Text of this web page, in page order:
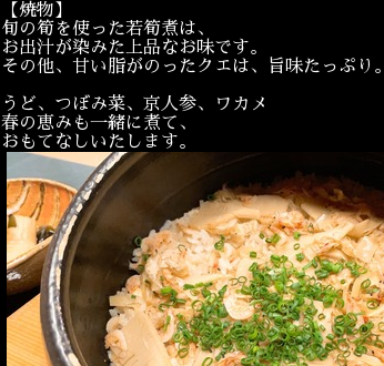
【焼物】
旬の筍を使った若筍煮は、
お出汁が染みた上品なお味です。
その他、甘い脂がのったクエは、旨味たっぷり。
うど、つぼみ菜、京人参、ワカメ
春の恵みも一緒に煮て、
おもてなしいたします。